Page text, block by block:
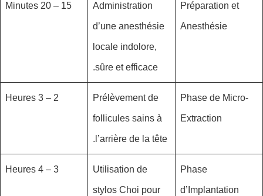
Préparation et
Anesthésie
Administration
d’une anesthésie
locale indolore,
sûre et efficace.
15 – 20 Minutes
Phase de Micro-
Extraction
Prélèvement de
follicules sains à
l’arrière de la tête.
2 – 3 Heures
Phase
d’Implantation
Utilisation de
stylos Choi pour
3 – 4 Heures